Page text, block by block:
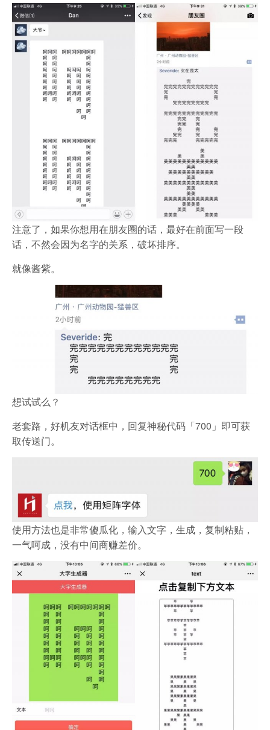
注意了，如果你想用在朋友圈的话，最好在前面写一段
话，不然会因为名字的关系，破坏排序。
就像酱紫。
想试试么？
老套路，好机友对话框中，回复神秘代码「700」即可获
取传送门。
使用方法也是非常傻瓜化，输入文字，生成，复制粘贴，
一气呵成，没有中间商赚差价。